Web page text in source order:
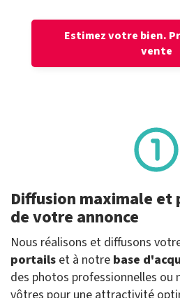
Estimez votre bien.
vente
Diffusion maximale
de votre annonce
Nous réalisons et diffusons
portails et à notre base
des photos professionnelles ou